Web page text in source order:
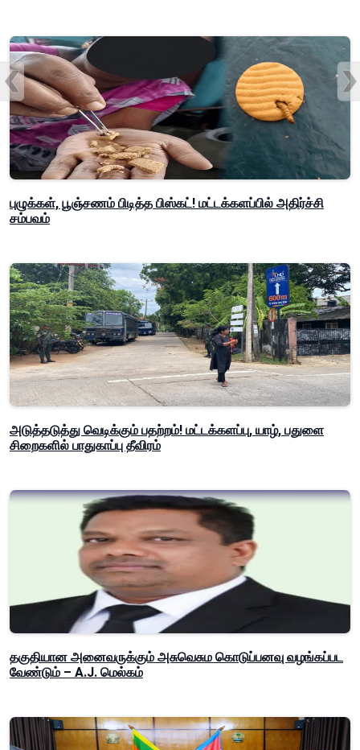
புழுக்கள், பூஞ்சணம் பிடித்த பிஸ்கட்! மட்டக்களப்பில் அதிர்ச்சி
சம்பவம்
அடுத்தடுத்து வெடிக்கும் பதற்றம்! மட்டக்களப்பு, யாழ், பதுளை
சிறைகளில் பாதுகாப்பு தீவிரம்
தகுதியான அனைவருக்கும் அசுவெசும கொடுப்பனவு வழங்கப்பட
வேண்டும் – A.J. மெல்கம்